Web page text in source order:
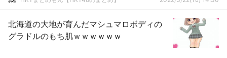
北海道の大地が育んだマシュマロボディの
グラドルのもち肌ｗｗｗｗｗｗ